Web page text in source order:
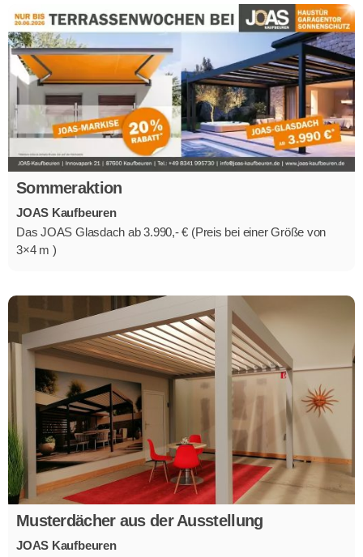
Sommeraktion
JOAS Kaufbeuren
Das JOAS Glasdach ab 3.990,- € (Preis bei einer Größe von
3×4 m )
Musterdächer aus der Ausstellung
JOAS Kaufbeuren